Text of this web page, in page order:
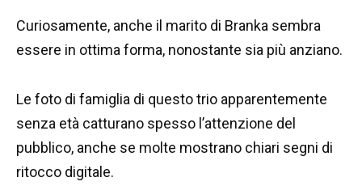
Curiosamente, anche il marito di Branka sembra
essere in ottima forma, nonostante sia più anziano.
Le foto di famiglia di questo trio apparentemente
senza età catturano spesso l’attenzione del
pubblico, anche se molte mostrano chiari segni di
ritocco digitale.